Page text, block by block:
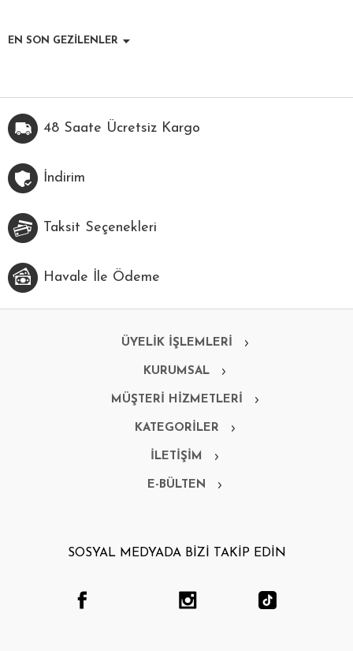
EN SON GEZİLENLER
48 Saate Ücretsiz Kargo
İndirim
Taksit Seçenekleri
Havale İle Ödeme
ÜYELİK İŞLEMLERİ
KURUMSAL
MÜŞTERİ HİZMETLERİ
KATEGORİLER
İLETİŞİM
E-BÜLTEN
SOSYAL MEDYADA BİZİ TAKİP EDİN